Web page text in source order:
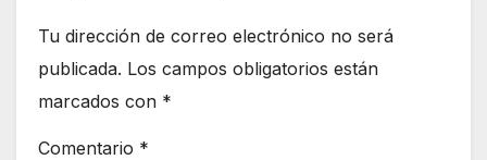
Tu dirección de correo electrónico no será
publicada. Los campos obligatorios están
marcados con *
Comentario *